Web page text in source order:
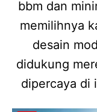
bbm dan
memilihnya
desain
didukung
dipercaya di